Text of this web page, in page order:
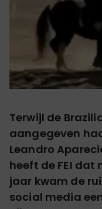
Terwijl de
aangegeven
Leandro
heeft de FEI dat
jaar kwam de
social media